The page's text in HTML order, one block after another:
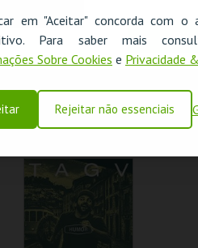
em "Aceitar" concorda com o
Para saber mais
Sobre Cookies e Privacidade
Rejeitar não essenciais
MAIS INFO
COMPRAR
SENTIMENTO
TAGV
OK